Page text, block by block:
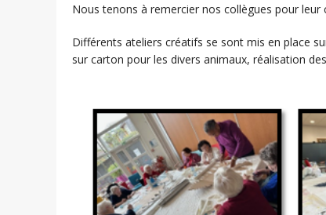
Nous tenons à remercier nos collègues pour leur
Différents ateliers créatifs se sont mis en place
sur carton pour les divers animaux, réalisation